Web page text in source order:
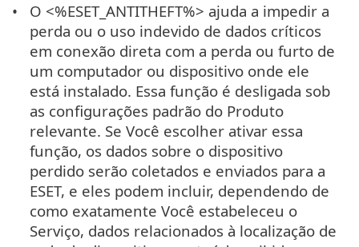
O <%ESET_ANTITHEFT%> ajuda a impedir a
perda ou o uso indevido de dados críticos
em conexão direta com a perda ou furto de
um computador ou dispositivo onde ele
está instalado. Essa função é desligada sob
as configurações padrão do Produto
relevante. Se Você escolher ativar essa
função, os dados sobre o dispositivo
perdido serão coletados e enviados para a
ESET, e eles podem incluir, dependendo de
como exatamente Você estabeleceu o
Serviço, dados relacionados à localização de